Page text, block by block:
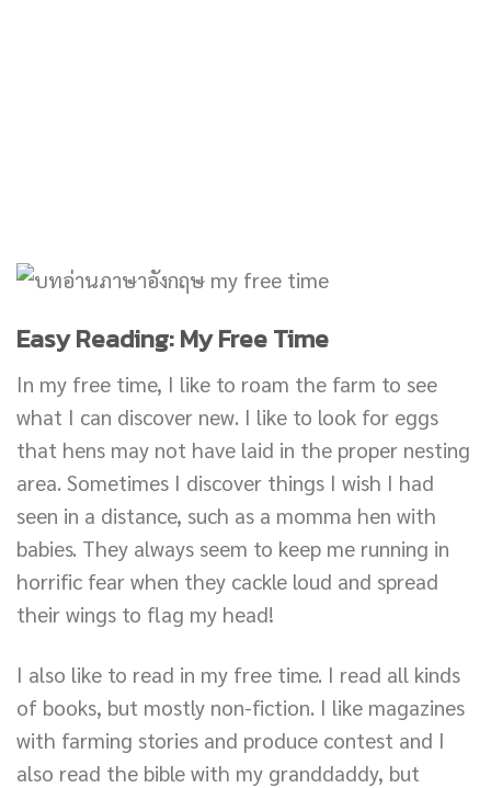
Easy Reading: My Free Time
In my free time, I like to roam the farm to see
what I can discover new. I like to look for eggs
that hens may not have laid in the proper nesting
area. Sometimes I discover things I wish I had
seen in a distance, such as a momma hen with
babies. They always seem to keep me running in
horrific fear when they cackle loud and spread
their wings to flag my head!
I also like to read in my free time. I read all kinds
of books, but mostly non-fiction. I like magazines
with farming stories and produce contest and I
also read the bible with my granddaddy, but